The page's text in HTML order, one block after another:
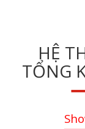
HỆ
TỔNG